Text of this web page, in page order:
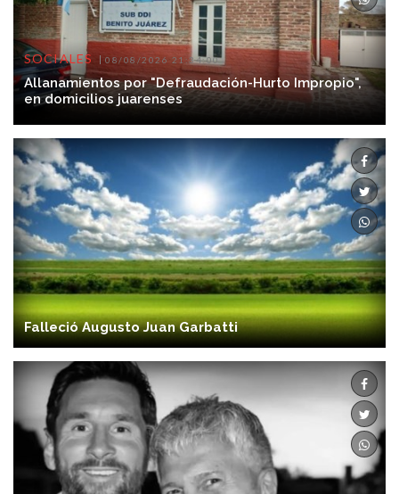
SOCIALES 08/08/2026 21:34:00
Allanamientos por "Defraudación-Hurto Impropio",
en domicilios juarenses
Falleció Augusto Juan Garbatti